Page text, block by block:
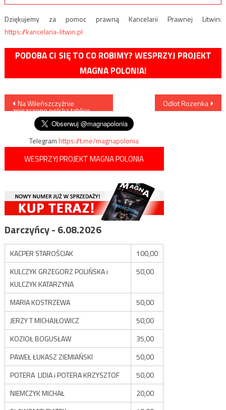
Dziękujemy za pomoc prawną Kancelarii Prawnej Litwin:
https://kancelaria-litwin.pl
PODOBA CI SIĘ TO CO ROBIMY? WESPRZYJ PROJEKT
MAGNA POLONIA!
Nawigacja
wpisu
Na Wileńszczyźnie
zniszczono polską tablicę
Odlot Rozenka
Telegramhttps://t.me/magnapolonia
WESPRZYJ PROJEKT MAGNA POLONIA
Darczyńcy - 6.08.2026
KACPER STAROŚCIAK
100,00
KULCZYK GRZEGORZ POLIŃSKA i
KULCZYK KATARZYNA
50,00
MARIA KOSTRZEWA
50,00
JERZY T MICHAJŁOWICZ
50,00
KOZIOŁ BOGUSŁAW
35,00
PAWEŁ ŁUKASZ ZIEMIAŃSKI
50,00
POTERA LIDIA i POTERA KRZYSZTOF
50,00
NIEMCZYK MICHAŁ
20,00